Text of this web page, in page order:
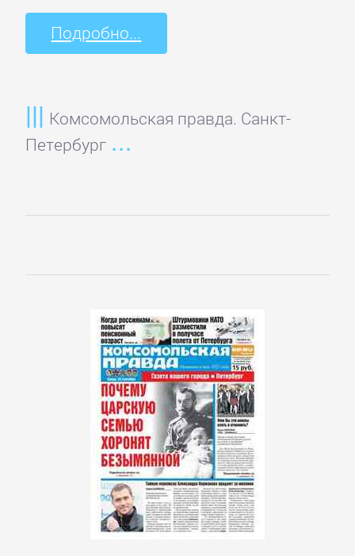
Подробно...
Комсомольская правда. Санкт-
Петербург
Управление
Литература
Присоединиться